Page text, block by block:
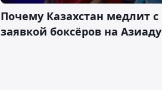
Почему Казахстан медлит с
заявкой боксёров на Азиаду